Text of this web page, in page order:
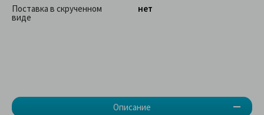
Описание
Поставка в скрученном
виде
нет